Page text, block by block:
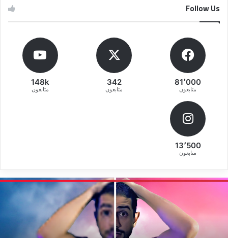
Follow Us
81٬000
متابعون
342
متابعون
148k
متابعون
13٬500
متابعون
طريقة